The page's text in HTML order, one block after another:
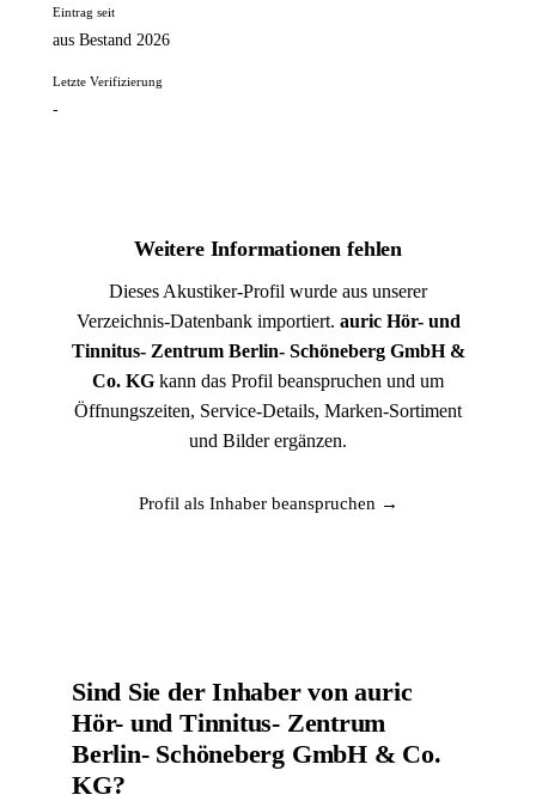
Eintrag seit
aus Bestand 2026
Letzte Verifizierung
-
Weitere Informationen fehlen
Dieses Akustiker-Profil wurde aus unserer
Verzeichnis-Datenbank importiert. auric Hör- und
Tinnitus- Zentrum Berlin- Schöneberg GmbH &
Co. KG kann das Profil beanspruchen und um
Öffnungszeiten, Service-Details, Marken-Sortiment
und Bilder ergänzen.
Profil als Inhaber beanspruchen →
Sind Sie der Inhaber von auric
Hör- und Tinnitus- Zentrum
Berlin- Schöneberg GmbH & Co.
KG?